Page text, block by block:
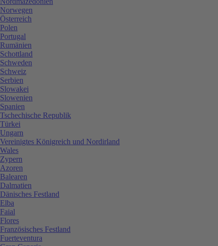
Norwegen
Österreich
Polen
Portugal
Rumänien
Schottland
Schweden
Schweiz
Serbien
Slowakei
Slowenien
Spanien
Tschechische Republik
Türkei
Ungarn
Vereinigtes Königreich und Nordirland
Wales
Zypern
Azoren
Balearen
Dalmatien
Dänisches Festland
Elba
Faial
Flores
Französisches Festland
Fuerteventura